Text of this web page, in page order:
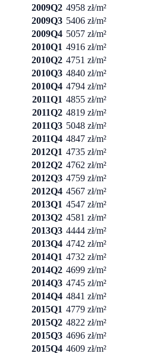
2009Q2 4958 zł/m²
2009Q3 5406 zł/m²
2009Q4 5057 zł/m²
2010Q1 4916 zł/m²
2010Q2 4751 zł/m²
2010Q3 4840 zł/m²
2010Q4 4794 zł/m²
2011Q1 4855 zł/m²
2011Q2 4819 zł/m²
2011Q3 5048 zł/m²
2011Q4 4847 zł/m²
2012Q1 4735 zł/m²
2012Q2 4762 zł/m²
2012Q3 4759 zł/m²
2012Q4 4567 zł/m²
2013Q1 4547 zł/m²
2013Q2 4581 zł/m²
2013Q3 4444 zł/m²
2013Q4 4742 zł/m²
2014Q1 4732 zł/m²
2014Q2 4699 zł/m²
2014Q3 4745 zł/m²
2014Q4 4841 zł/m²
2015Q1 4779 zł/m²
2015Q2 4822 zł/m²
2015Q3 4696 zł/m²
2015Q4 4609 zł/m²